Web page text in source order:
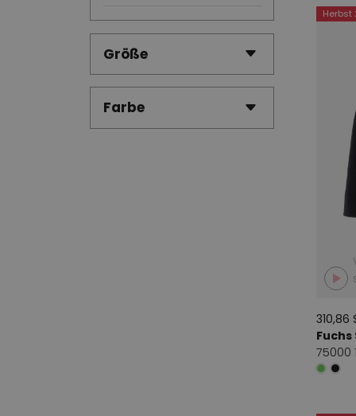
Garella 1
Peserico 3
Riani 1
Sarah Pacini 1
Größe
Farbe
Herbst
310,86
75000